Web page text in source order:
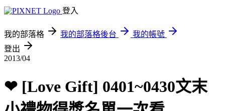
登入
我的部落格 我的部落格後台
我的帳號
登出
2013/04
❤ [Love Gift] 0401~0430文末